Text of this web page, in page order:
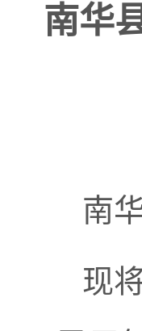
南华
南
现